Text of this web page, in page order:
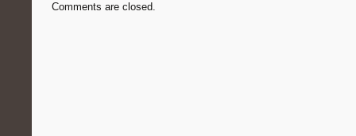
Comments are closed.